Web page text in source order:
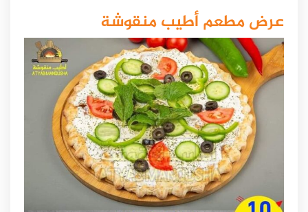
عرض مطعم أطيب منقوشة